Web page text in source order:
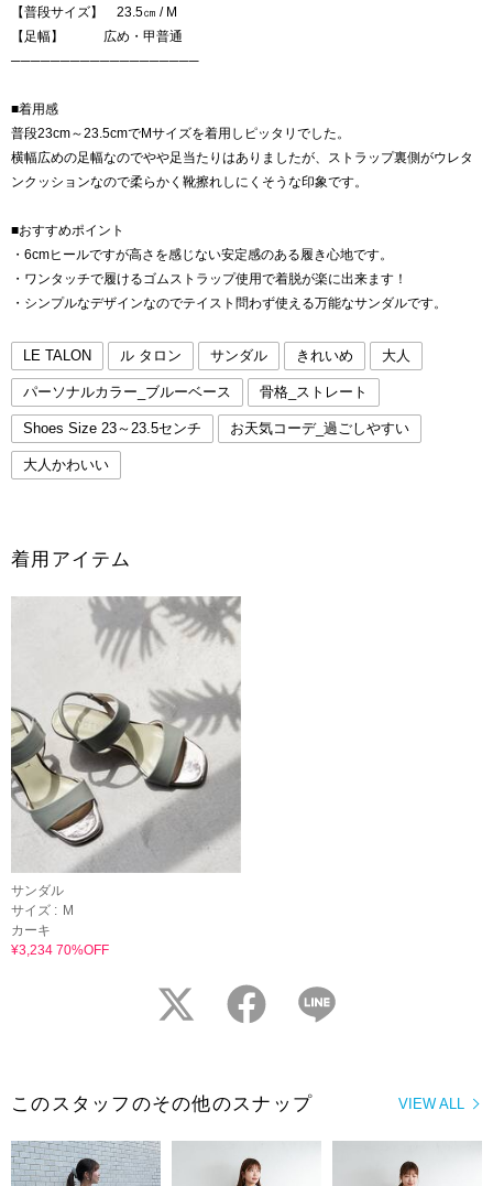
【普段サイズ】 23.5㎝ / M
【足幅】 広め・甲普通
───────────────────
■着用感
普段23cm～23.5cmでMサイズを着用しピッタリでした。
横幅広めの足幅なのでやや足当たりはありましたが、ストラップ裏側がウレタ
ンクッションなので柔らかく靴擦れしにくそうな印象です。
■おすすめポイント
・6cmヒールですが高さを感じない安定感のある履き心地です。
・ワンタッチで履けるゴムストラップ使用で着脱が楽に出来ます！
・シンプルなデザインなのでテイスト問わず使える万能なサンダルです。
LE TALON ル タロン サンダル きれいめ 大人
パーソナルカラー_ブルーベース 骨格_ストレート
Shoes Size 23～23.5センチ お天気コーデ_過ごしやすい
大人かわいい
着用アイテム
サンダル
サイズ : M
カーキ
¥3,234 70%OFF
twitter facebook
VIEW ALL
このスタッフのその他のスナップ